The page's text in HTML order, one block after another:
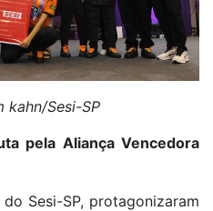
kahn/Sesi-SP
pela Aliança Vencedora
Sesi-SP, protagonizaram